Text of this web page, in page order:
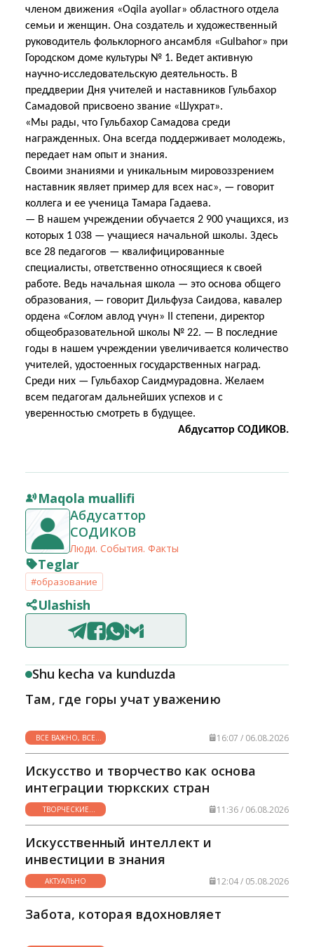
членом движения «Oqila ayollar» областного отдела
семьи и женщин. Она создатель и художественный
руководитель фольклорного ансамбля «Gulbahor» при
Городском доме культуры № 1. Ведет активную
научно-исследовательскую деятельность. В
преддверии Дня учителей и наставников Гульбахор
Самадовой присвоено звание «Шухрат».
«Мы рады, что Гульбахор Самадова среди
награжденных. Она всегда поддерживает молодежь,
передает нам опыт и знания.
Своими знаниями и уникальным мировоззрением
наставник являет пример для всех нас», — говорит
коллега и ее ученица Тамара Гадаева.
— В нашем учреждении обучается 2 900 учащихся, из
которых 1 038 — учащиеся начальной школы. Здесь
все 28 педагогов — квалифицированные
специалисты, ответственно относящиеся к своей
работе. Ведь начальная школа — это основа общего
образования, — говорит Дильфуза Саидова, кавалер
ордена «Соғлом авлод учун» II степени, директор
общеобразовательной школы № 22. — В последние
годы в нашем учреждении увеличивается количество
учителей, удостоенных государственных наград.
Среди них — Гульбахор Саидмурадовна. Желаем
всем педагогам дальнейших успехов и с
уверенностью смотреть в будущее.
Абдусаттор СОДИКОВ.
Maqola muallifi
Абдусаттор
СОДИКОВ
Люди. События. Факты
Teglar
#образование
Ulashish
Shu kecha va kunduzda
Там, где горы учат уважению
ВСЕ ВАЖНО, ВСЕ
НУЖНО
16:07 / 06.08.2026
Искусство и творчество как основа
интеграции тюркских стран
ТВОРЧЕСКИЕ
ГОРИЗОНТЫ
11:36 / 06.08.2026
Искусственный интеллект и
инвестиции в знания
АКТУАЛЬНО 12:04 / 05.08.2026
Забота, которая вдохновляет